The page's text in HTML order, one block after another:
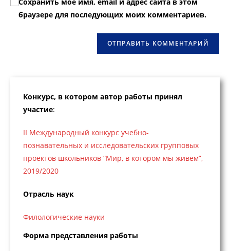
прокомментировать
веб-
сайта
браузере для последующих моих комментариев.
Конкурс, в котором автор работы принял
участие:
II Международный конкурс учебно-
познавательных и исследовательских групповых
проектов школьников “Мир, в котором мы живем”,
2019/2020
Отрасль наук
Филологические науки
Форма представления работы